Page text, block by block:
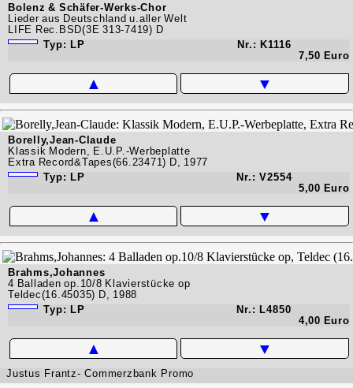
Bolenz & Schäfer-Werks-Chor
Lieder aus Deutschland u.aller Welt
LIFE Rec.BSD(3E 313-7419) D
Typ: LP
Nr.: K1116
7,50 Euro
▲ ▼
Borelly,Jean-Claude
Klassik Modern, E.U.P.-Werbeplatte
Extra Record&Tapes(66.23471) D, 1977
Typ: LP
Nr.: V2554
5,00 Euro
▲ ▼
Brahms,Johannes
4 Balladen op.10/8 Klavierstücke op
Teldec(16.45035) D, 1988
Typ: LP
Nr.: L4850
4,00 Euro
▲ ▼
Justus Frantz- Commerzbank Promo